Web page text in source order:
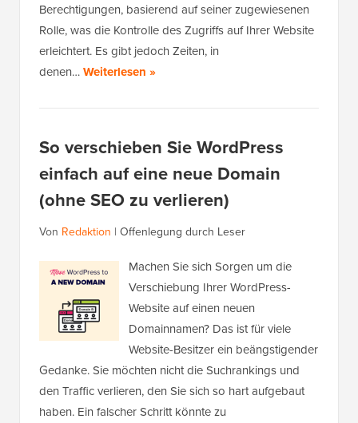
Berechtigungen, basierend auf seiner zugewiesenen
Rolle, was die Kontrolle des Zugriffs auf Ihrer Website
erleichtert. Es gibt jedoch Zeiten, in
denen…Weiterlesen »
So verschieben Sie WordPress
einfach auf eine neue Domain
(ohne SEO zu verlieren)
Von Redaktion | Offenlegung durch Leser
Machen Sie sich Sorgen um die
Verschiebung Ihrer WordPress-
Website auf einen neuen
Domainnamen? Das ist für viele
Website-Besitzer ein beängstigender
Gedanke. Sie möchten nicht die Suchrankings und
den Traffic verlieren, den Sie sich so hart aufgebaut
haben. Ein falscher Schritt könnte zu